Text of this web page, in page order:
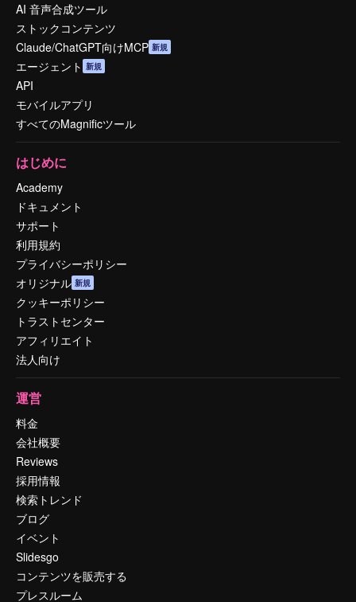
AI 音声合成ツール
ストックコンテンツ
Claude/ChatGPT向けMCP 新規
エージェント 新規
API
モバイルアプリ
すべてのMagnificツール
はじめに
Academy
ドキュメント
サポート
利用規約
プライバシーポリシー
オリジナル 新規
クッキーポリシー
トラストセンター
アフィリエイト
法人向け
運営
料金
会社概要
Reviews
採用情報
検索トレンド
ブログ
イベント
Slidesgo
コンテンツを販売する
プレスルーム